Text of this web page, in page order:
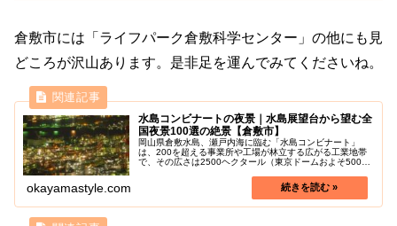
倉敷市には「ライフパーク倉敷科学センター」の他にも見
どころが沢山あります。是非足を運んでみてくださいね。
水島コンビナートの夜景｜水島展望台から望む全
国夜景100選の絶景【倉敷市】
岡山県倉敷水島、瀬戸内海に臨む「水島コンビナート」
は、200を超える事業所や工場が林立する広がる工業地帯
で、その広さは2500ヘクタール（東京ドームおよそ500個
水島展望台」はそんな水島...
okayamastyle.com